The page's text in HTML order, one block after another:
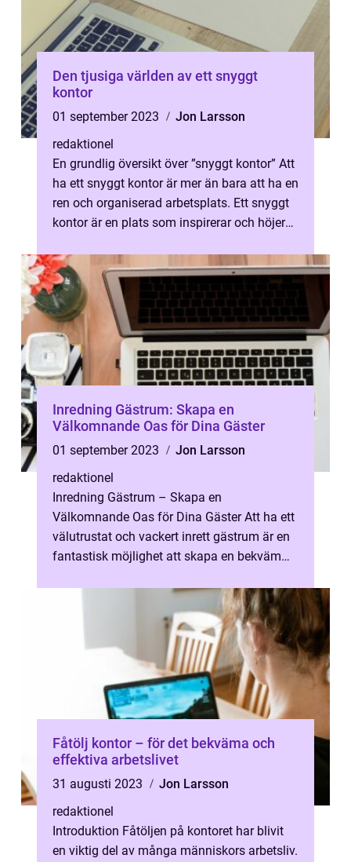
Den tjusiga världen av ett snyggt
kontor
01 september 2023
Jon Larsson
redaktionel
En grundlig översikt över ”snyggt kontor” Att
ha ett snyggt kontor är mer än bara att ha en
ren och organiserad arbetsplats. Ett snyggt
kontor är en plats som inspirerar och höjer
Inredning Gästrum: Skapa en
Välkomnande Oas för Dina Gäster
01 september 2023
Jon Larsson
redaktionel
Inredning Gästrum – Skapa en
Välkomnande Oas för Dina Gäster Att ha ett
välutrustat och vackert inrett gästrum är en
fantastisk möjlighet att skapa en bekväm
Fåtölj kontor – för det bekväma och
effektiva arbetslivet
31 augusti 2023
Jon Larsson
redaktionel
Introduktion Fåtöljen på kontoret har blivit
en viktig del av många människors arbetsliv.